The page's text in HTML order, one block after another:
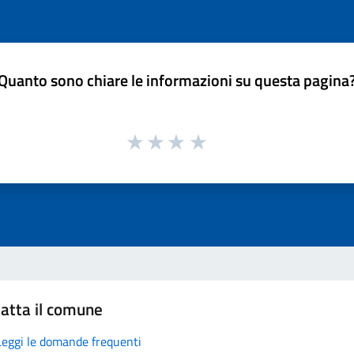
sono chiare le informazioni su questa
il comune
le domande frequenti